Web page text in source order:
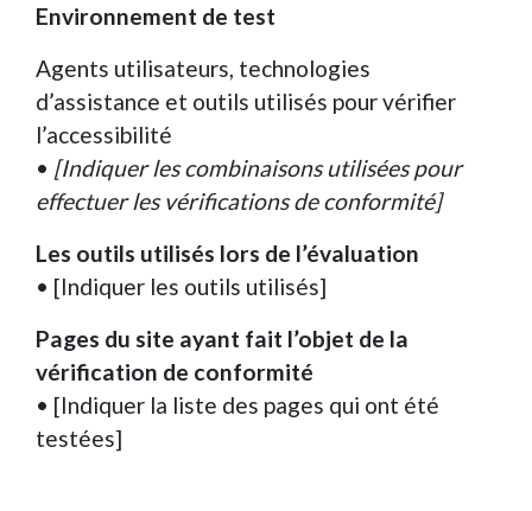
Environnement de test
Agents utilisateurs, technologies
d’assistance et outils utilisés pour vérifier
l’accessibilité
• [Indiquer les combinaisons utilisées pour
effectuer les vérifications de conformité]
Les outils utilisés lors de l’évaluation
• [Indiquer les outils utilisés]
Pages du site ayant fait l’objet de la
vérification de conformité
• [Indiquer la liste des pages qui ont été
testées]